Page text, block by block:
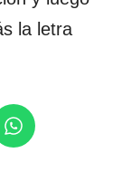
la letra